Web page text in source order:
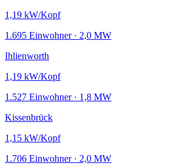
1,19 kW/Kopf
1.695 Einwohner · 2,0 MW
Ihlienworth
1,19 kW/Kopf
1.527 Einwohner · 1,8 MW
Kissenbrück
1,15 kW/Kopf
1.706 Einwohner · 2,0 MW